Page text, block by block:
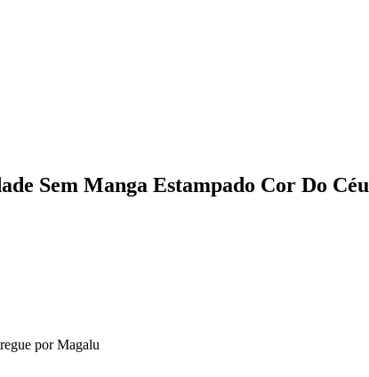
Sem Manga Estampado Cor Do Céu
por Magalu